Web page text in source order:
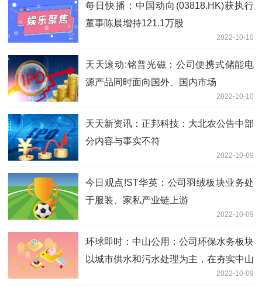
每日快播：中国动向(03818.HK)获执行
董事陈晨增持121.1万股
2022-10-10
天天滚动:铭普光磁：公司便携式储能电
源产品同时面向国外、国内市场
2022-10-10
天天新资讯：正邦科技：大北农公告中部
分内容与事实不符
2022-10-09
今日观点!ST华英：公司羽绒板块业务处
于服装、家私产业链上游
2022-10-09
环球即时：中山公用：公司环保水务板块
以城市供水和污水处理为主，在夯实中山
本地业务及异地污水业务基础上，不排除
2022-10-09